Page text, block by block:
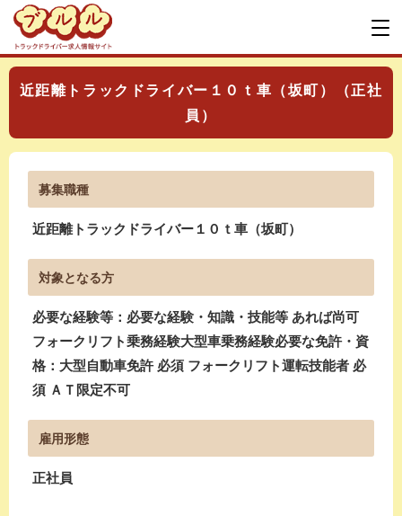
近距離トラックドライバー１０ｔ車（坂町）（正社
員）
募集職種
近距離トラックドライバー１０ｔ車（坂町）
対象となる方
必要な経験等：必要な経験・知識・技能等 あれば尚可
フォークリフト乗務経験大型車乗務経験必要な免許・資
格：大型自動車免許 必須 フォークリフト運転技能者 必
須 ＡＴ限定不可
雇用形態
正社員